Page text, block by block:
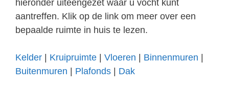
hieronder uiteengezet waar u vocht kunt
aantreffen. Klik op de link om meer over een
bepaalde ruimte in huis te lezen.
Kelder Kruipruimte Vloeren Binnenmuren
Buitenmuren
Plafonds Dak